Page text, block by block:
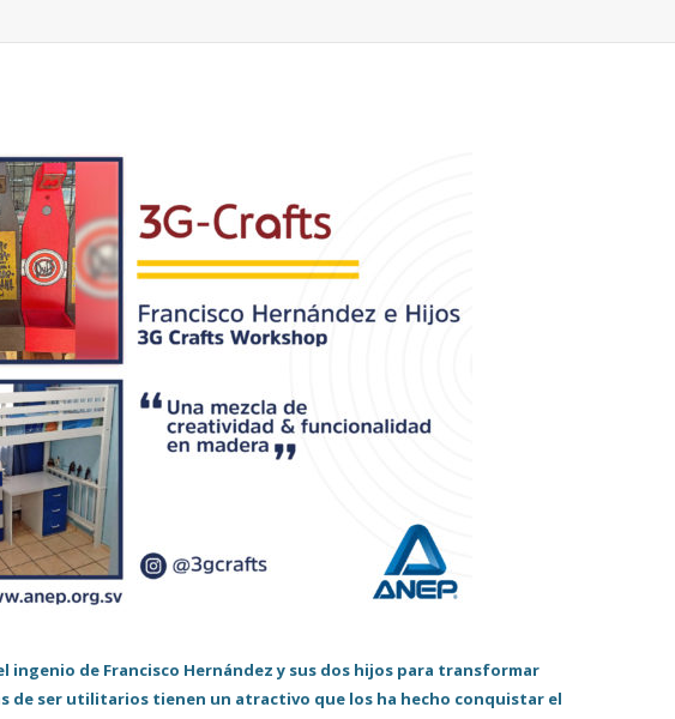
ingenio de Francisco Hernández y sus dos hijos para transformar
de ser utilitarios tienen un atractivo que los ha hecho conquistar el